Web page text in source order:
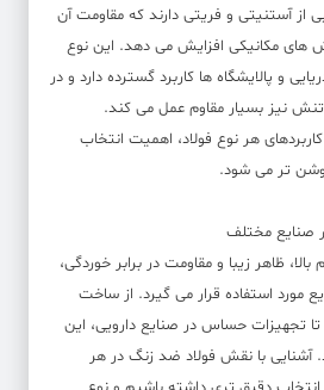
از آستنیتی و فریتی دارند که مقاومت آن
های مکانیکی افزایش می دهد. این نوع
و پالایشگاه ها کاربرد گسترده دارد و در
تنش نیز بسیار مقاوم عمل می کند.
هر نوع فولاد، اهمیت انتخاب
تر می شود.
صنایع مختلف
ظاهر زیبا و مقاومت در برابر خوردگی،
مورد استفاده قرار می گیرد. از ساخت
تجهیزات حساس در صنایع دارویی، این
آشنایی با نقش فولاد ضد زنگ در هر